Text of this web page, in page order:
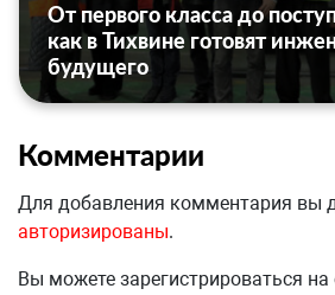
От первого класса до
как в Тихвине готовят
будущего
Комментарии
Для добавления комментария вы
авторизированы.
Вы можете зарегистрироваться